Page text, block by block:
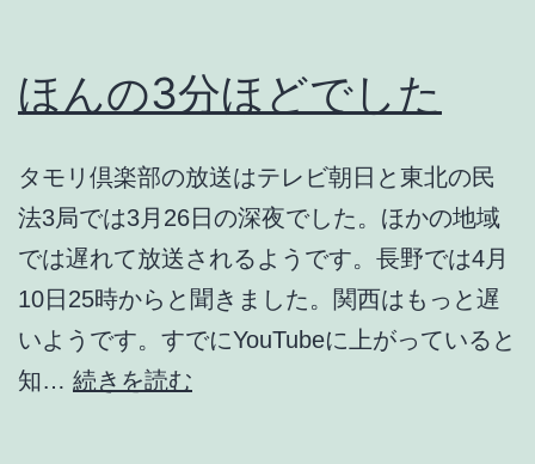
す
ほんの3分ほどでした
タモリ倶楽部の放送はテレビ朝日と東北の民
法3局では3月26日の深夜でした。ほかの地域
では遅れて放送されるようです。長野では4月
10日25時からと聞きました。関西はもっと遅
いようです。すでにYouTubeに上がっていると
知… 続きを読む